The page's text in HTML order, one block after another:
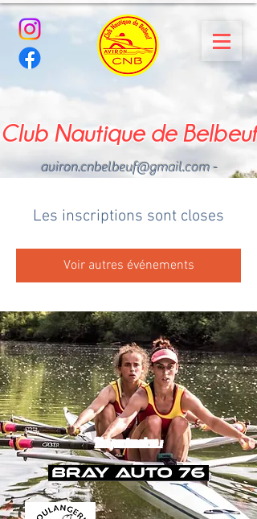
Club Nautique de Belbeuf
aviron.cnbelbeuf@gmail.com-
Les inscriptions sont closes
Voir autres événements
Nos partenaires :